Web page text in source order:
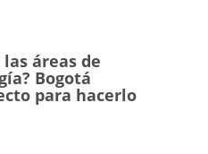
áreas de
Bogotá
para hacerlo